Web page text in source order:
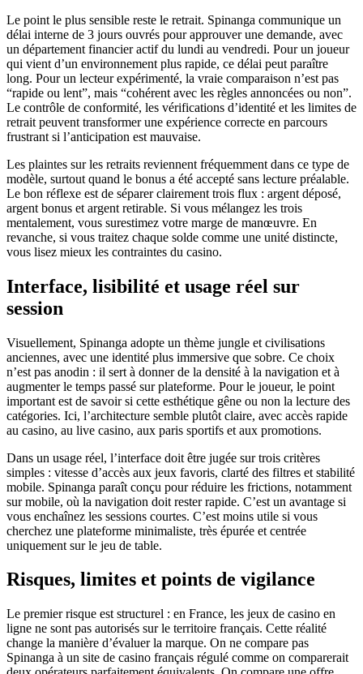
Le point le plus sensible reste le retrait. Spinanga communique un
délai interne de 3 jours ouvrés pour approuver une demande, avec
un département financier actif du lundi au vendredi. Pour un joueur
qui vient d’un environnement plus rapide, ce délai peut paraître
long. Pour un lecteur expérimenté, la vraie comparaison n’est pas
“rapide ou lent”, mais “cohérent avec les règles annoncées ou non”.
Le contrôle de conformité, les vérifications d’identité et les limites de
retrait peuvent transformer une expérience correcte en parcours
frustrant si l’anticipation est mauvaise.
Les plaintes sur les retraits reviennent fréquemment dans ce type de
modèle, surtout quand le bonus a été accepté sans lecture préalable.
Le bon réflexe est de séparer clairement trois flux : argent déposé,
argent bonus et argent retirable. Si vous mélangez les trois
mentalement, vous surestimez votre marge de manœuvre. En
revanche, si vous traitez chaque solde comme une unité distincte,
vous lisez mieux les contraintes du casino.
Interface, lisibilité et usage réel sur
session
Visuellement, Spinanga adopte un thème jungle et civilisations
anciennes, avec une identité plus immersive que sobre. Ce choix
n’est pas anodin : il sert à donner de la densité à la navigation et à
augmenter le temps passé sur plateforme. Pour le joueur, le point
important est de savoir si cette esthétique gêne ou non la lecture des
catégories. Ici, l’architecture semble plutôt claire, avec accès rapide
au casino, au live casino, aux paris sportifs et aux promotions.
Dans un usage réel, l’interface doit être jugée sur trois critères
simples : vitesse d’accès aux jeux favoris, clarté des filtres et stabilité
mobile. Spinanga paraît conçu pour réduire les frictions, notamment
sur mobile, où la navigation doit rester rapide. C’est un avantage si
vous enchaînez les sessions courtes. C’est moins utile si vous
cherchez une plateforme minimaliste, très épurée et centrée
uniquement sur le jeu de table.
Risques, limites et points de vigilance
Le premier risque est structurel : en France, les jeux de casino en
ligne ne sont pas autorisés sur le territoire français. Cette réalité
change la manière d’évaluer la marque. On ne compare pas
Spinanga à un site de casino français régulé comme on comparerait